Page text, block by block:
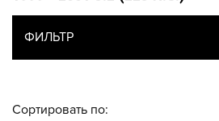
ФИЛЬТР
Сортировать по: